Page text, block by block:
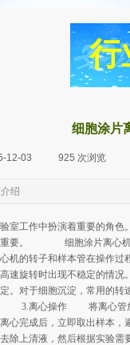
行
细胞涂片
12-03 925 次浏览
绍
室工作中扮演着重要的角
为重要。 细胞涂片离心
机的转子和样本管在操作
高速旋转时出现不稳定的
。对于细胞沉淀，常用的
3.离心操作 将离心管放
离心完成后，立即取出样
去除上清液，然后根据